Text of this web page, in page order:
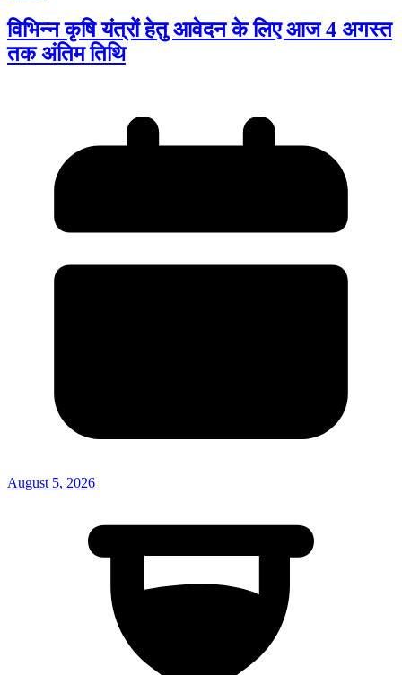
विभिन्न कृषि यंत्रों हेतु आवेदन के लिए आज 4 अगस्त
तक अंतिम तिथि
August 5, 2026